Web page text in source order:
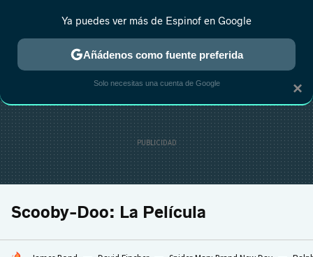
ESTRENOS REALITY ANIME RANKINGS CINE
Scooby-Doo: La Película
×
Ya puedes ver más de Espinof en Google
Añádenos como fuente preferida
Solo necesitas una cuenta de Google